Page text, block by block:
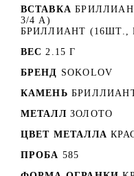
ВСТАВКА
3/4 А)
БРИЛЛИАНТ (16ШТ.,
ВЕС 2.15 Г
БРЕНД SOKOLOV
КАМЕНЬ
МЕТАЛЛ ЗОЛОТО
ЦВЕТ МЕТАЛЛА
ПРОБА 585